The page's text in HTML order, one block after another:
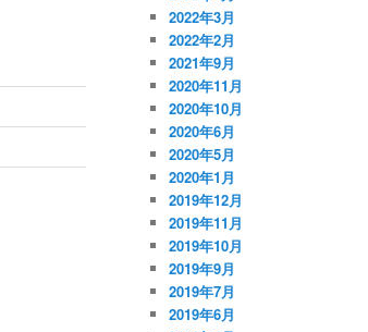
2022年3月
2022年2月
2021年9月
2020年11月
2020年10月
2020年6月
2020年5月
2020年1月
2019年12月
2019年11月
2019年10月
2019年9月
2019年7月
2019年6月